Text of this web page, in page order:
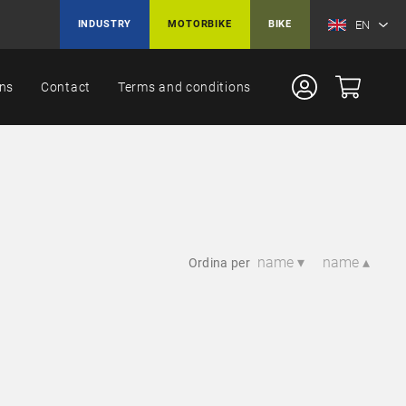
INDUSTRY MOTORBIKE BIKE EN
Contact Terms and conditions
Ordina per name ▾ name ▴